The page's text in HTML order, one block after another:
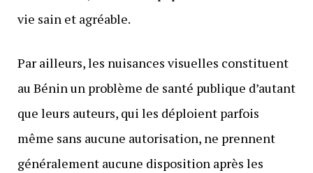
vie sain et agréable.
Par ailleurs, les nuisances visuelles constituent
au Bénin un problème de santé publique d’autant
que leurs auteurs, qui les déploient parfois
même sans aucune autorisation, ne prennent
généralement aucune disposition après les